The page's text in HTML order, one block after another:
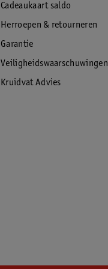
Cadeaukaart saldo
Herroepen & retourneren
Garantie
Veiligheidswaarschuwingen
Kruidvat Advies